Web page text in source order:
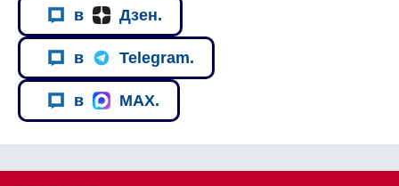
в Дзен.
в Telegram.
в MAX.